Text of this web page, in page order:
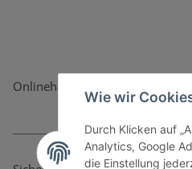
Wie wir
Durch Klicken auf
Analytics, Google
die Einstellung
Onlinehandel basiert auf